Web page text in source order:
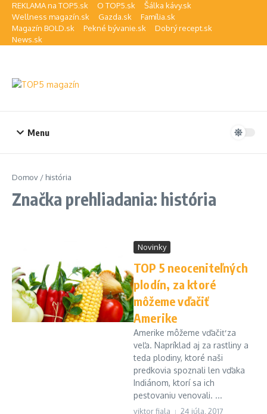
Preskočiť na obsah
REKLAMA na TOP5.sk O TOP5.sk
Šálka kávy.sk
Wellness magazín.sk
Gazda.sk
Família.sk
Magazín BOLD.sk
Pekné bývanie.sk
Dobrý recept.sk
News.sk
Menu
Domov / história
Značka prehliadania: história
Novinky
TOP 5 neoceniteľných
plodín, za ktoré
môžeme vďačiť
Amerike
Amerike môžeme vďačiť za
veľa. Napríklad aj za rastliny a
teda plodiny, ktoré naši
predkovia spoznali len vďaka
Indiánom, ktorí sa ich
pestovaniu venovali. ...
viktor fiala 24 júla, 2017